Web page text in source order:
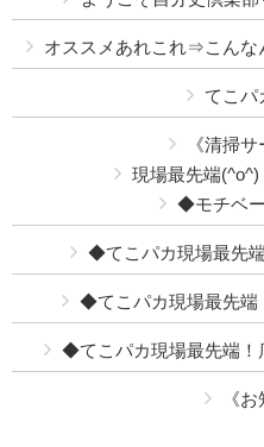
オススメあれこれ⇒こんな
てこパ
《清掃
現場最先端
◆モチベ
◆てこパカ現場最先
◆てこパカ現場最先端
◆てこパカ現場最先端！
《